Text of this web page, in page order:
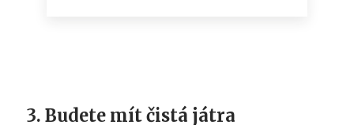
3. Budete mít čistá játra